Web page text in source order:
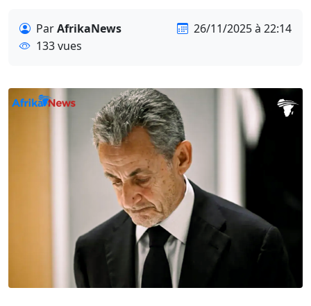
ParAfrikaNews
26/11/2025 à 22:14
133 vues